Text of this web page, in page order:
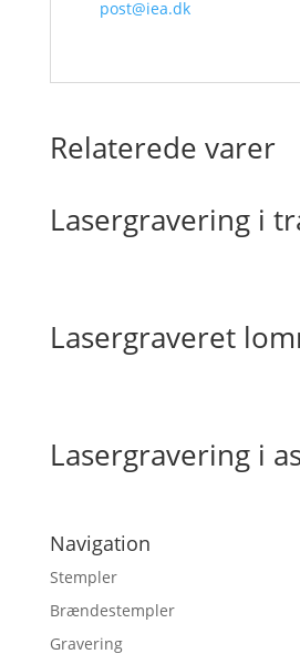
post@iea.dk
Relaterede varer
Lasergravering i
Lasergraveret
Lasergravering i
Navigation
Stempler
Brændestempler
Gravering